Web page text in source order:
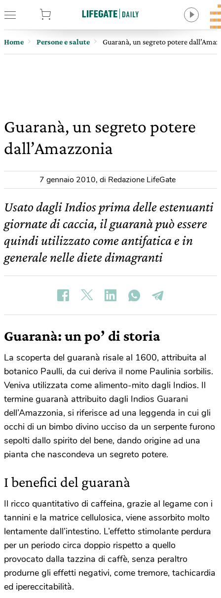
Home Persone e salute Guaranà, un segreto potere
Guaranà, un segreto potere
dall’Amazzonia
7 gennaio 2010, di Redazione LifeGate
Usato dagli Indios prima delle estenuanti
giornate di caccia, il guaranà può essere
quindi utilizzato come antifatica e in
generale nelle diete dimagranti
Guaranà: un po’ di storia
La scoperta del guaranà risale al 1600, attribuita al
botanico Paulli, da cui deriva il nome Paulinia sorbilis.
Veniva utilizzata come alimento-mito dagli Indios. Il
termine guaranà attribuito dagli Indios Guarani
dell’Amazzonia, si riferisce ad una leggenda in cui gli
occhi di un bimbo divino ucciso da un serpente furono
sepolti dallo spirito del bene, dando origine ad una
pianta che nascondeva un segreto potere.
I benefici del guaranà
Il ricco quantitativo di caffeina, grazie al legame con i
tannini e la matrice cellulosica, viene assorbito molto
lentamente dall’intestino. L’effetto stimolante perdura
per un periodo circa doppio rispetto a quello
provocato dalla tazzina di caffè, senza peraltro
produrne gli effetti negativi, come tremore, tachicardia
ed ipereccitabilità.